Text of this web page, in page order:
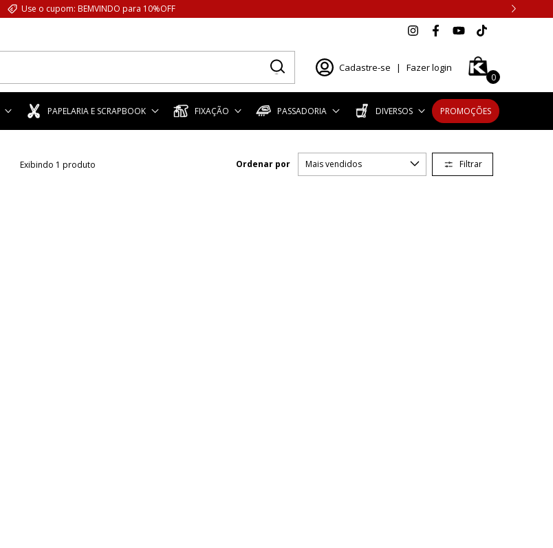
Use o cupom: BEMVINDO para 10%OFF
Cadastre-se | Fazer login
0
PAPELARIA E SCRAPBOOK FIXAÇÃO PASSADORIA DIVERSOS PROMOÇÕES
Exibindo 1 produto Ordenar por Filtrar